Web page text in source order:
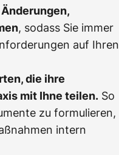
, sodass Sie immer
auf Ihren
die ihre
mit Ihne teilen. So
zu formulieren,
intern